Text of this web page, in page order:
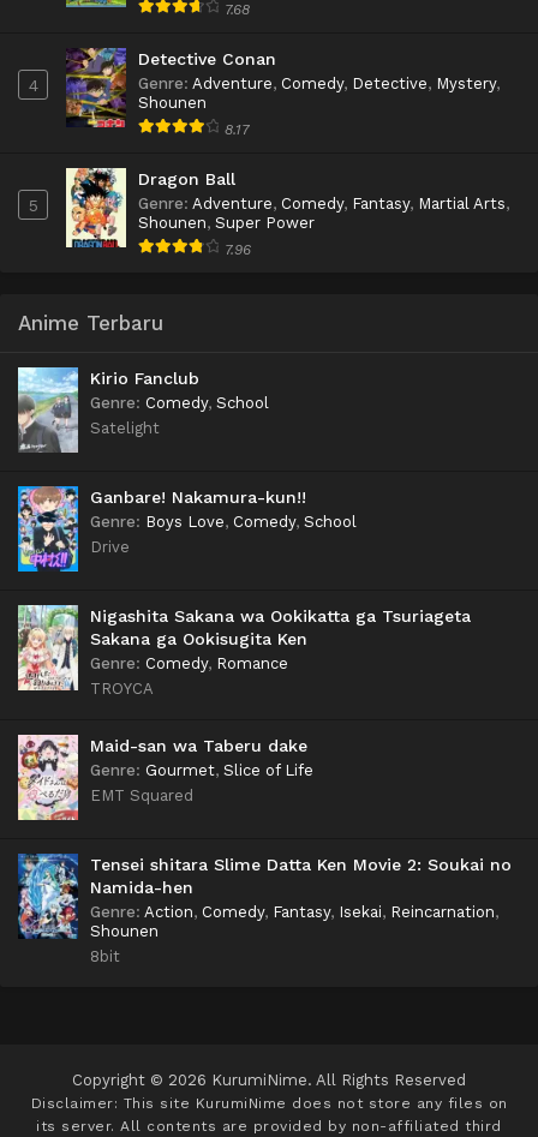
7.68
4
Detective Conan
Genre: Adventure, Comedy, Detective, Mystery,
Shounen
8.17
5
Dragon Ball
Genre: Adventure, Comedy, Fantasy, Martial Arts,
Shounen, Super Power
7.96
Anime Terbaru
Kirio Fanclub
Genre: Comedy, School
Satelight
Ganbare! Nakamura-kun!!
Genre: Boys Love, Comedy, School
Drive
Nigashita Sakana wa Ookikatta ga Tsuriageta
Sakana ga Ookisugita Ken
Genre: Comedy, Romance
TROYCA
Maid-san wa Taberu dake
Genre: Gourmet, Slice of Life
EMT Squared
Tensei shitara Slime Datta Ken Movie 2: Soukai no
Namida-hen
Genre: Action, Comedy, Fantasy, Isekai, Reincarnation,
Shounen
8bit
Copyright © 2026 KurumiNime. All Rights Reserved
Disclaimer: This site KurumiNime does not store any files on
its server. All contents are provided by non-affiliated third